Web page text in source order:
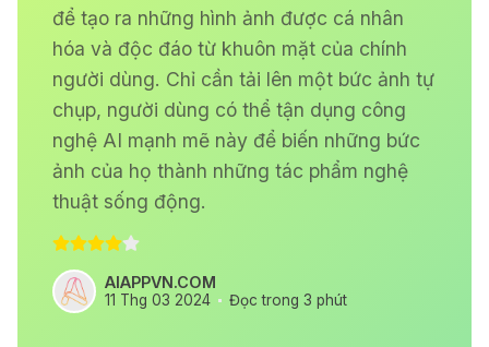
để tạo ra những hình ảnh được cá nhân
hóa và độc đáo từ khuôn mặt của chính
người dùng. Chỉ cần tải lên một bức ảnh tự
chụp, người dùng có thể tận dụng công
nghệ AI mạnh mẽ này để biến những bức
ảnh của họ thành những tác phẩm nghệ
thuật sống động.
AIAPPVN.COM
11 Thg 03 2024 Đọc trong 3 phút